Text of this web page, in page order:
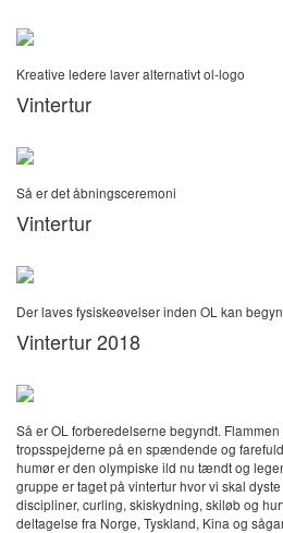
Kreative ledere laver alternativt ol-logo
Vintertur
Så er det åbningsceremoni
Vintertur
Der laves fysiskeøvelser inden OL kan
Vintertur 2018
Så er OL forberedelserne begyndt.
tropsspejderne på en spændende og
humør er den olympiske ild nu tændt og
gruppe er taget på vintertur hvor vi skal
discipliner, curling, skiskydning, skiløb og
deltagelse fra Norge, Tyskland, Kina og